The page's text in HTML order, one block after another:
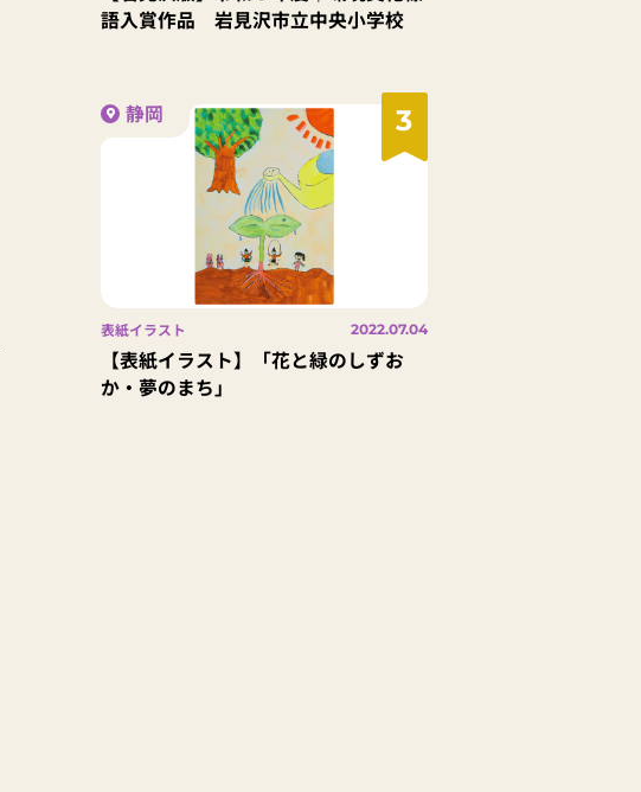
語入賞作品 岩見沢市立中央小学校
3
静岡
表紙イラスト 2022.07.04
【表紙イラスト】「花と緑のしずお
か・夢のまち」